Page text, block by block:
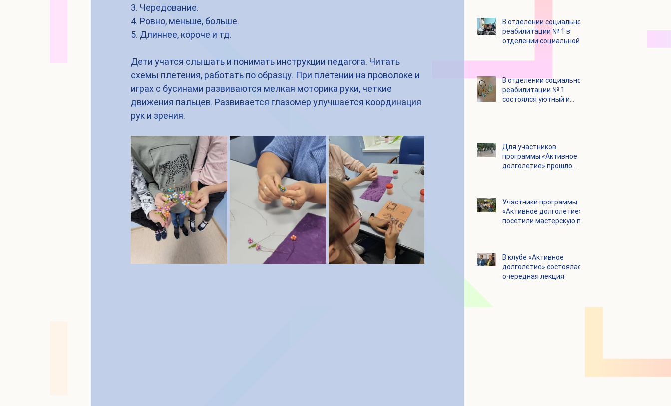
3. Чередование.
4. Ровно, меньше, больше.
5. Длиннее, короче и тд.
Дети учатся слышать и понимать инструкции педагога. Читать
схемы плетения, работать по образцу. При плетении на проволоке и
играх с бусинами развиваются мелкая моторика руки, четкие
движения пальцев. Развивается глазомер улучшается координация
рук и зрения.
В отделении социальной
реабилитации № 1 в
отделении социальной
В отделении социальной
реабилитации № 1
состоялся уютный и
Для участников
программы «Активное
долголетие» прошло
Участники программы
«Активное долголетие»
посетили мастерскую по
В клубе «Активное
долголетие» состоялась
очередная лекция